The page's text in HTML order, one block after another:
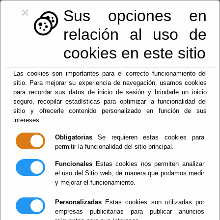
×
Sus opciones en
relación al uso de
cookies en este sitio
Las cookies son importantes para el correcto funcionamiento del
sitio. Para mejorar su experiencia de navegación, usamos cookies
para recordar sus datos de inicio de sesión y brindarle un inicio
seguro, recopilar estadísticas para optimizar la funcionalidad del
sitio y ofrecerle contenido personalizado en función de sus
intereses.
Obligatorias Se requieren estas cookies para
permitir la funcionalidad del sitio principal.
Funcionales Estas cookies nos permiten analizar
el uso del Sitio web, de manera que podamos medir
y mejorar el funcionamiento.
Personalizadas Estas cookies son utilizadas por
empresas publicitarias para publicar anuncios
950128113 centralita@macael.es
Menu
Criterios de
Accesibilidad